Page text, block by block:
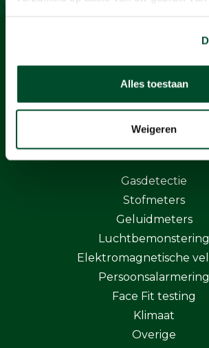
Alles toestaan
Weigeren
Contact
+31505712124
Producten
Gasdetectie
Stofmeters
Geluidmeters
Luchtbemonstering
Elektromagnetische
Persoonsalarmering
Face Fit testing
Klimaat
Overige